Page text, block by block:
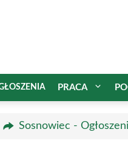
PRACA
Sosnowiec -